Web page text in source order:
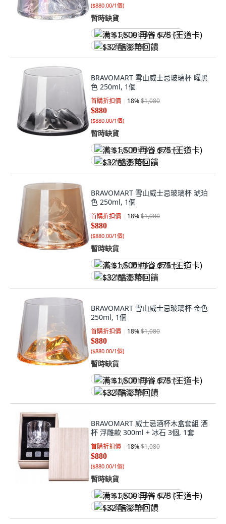
($880.00/1個)
暫時缺貨
满 $1,500 再省 $75 (王道卡)
$32 酷澎幣回饋
BRAVOMART 雪山威士忌玻璃杯 曜黑
色 250ml, 1個
首購折扣價 18%$1,080
$880
($880.00/1個)
暫時缺貨
满 $1,500 再省 $75 (王道卡)
$32 酷澎幣回饋
BRAVOMART 雪山威士忌玻璃杯 琥珀
色 250ml, 1個
首購折扣價 18%$1,080
$880
($880.00/1個)
暫時缺貨
满 $1,500 再省 $75 (王道卡)
$32 酷澎幣回饋
BRAVOMART 雪山威士忌玻璃杯 金色
250ml, 1個
首購折扣價 18%$1,080
$880
($880.00/1個)
暫時缺貨
满 $1,500 再省 $75 (王道卡)
$32 酷澎幣回饋
BRAVOMART 威士忌酒杯木盒套組 酒
杯 浮雕款 300ml + 冰石 3個, 1套
首購折扣價 18%$1,080
$880
($880.00/1個)
暫時缺貨
满 $1,500 再省 $75 (王道卡)
$32 酷澎幣回饋